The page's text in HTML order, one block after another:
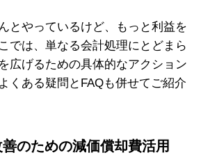
とやっているけど、もっと利益を
は、単なる会計処理にとどまら
広げるための具体的なアクション
くある疑問とFAQも併せてご紹介
のための減価償却費活用